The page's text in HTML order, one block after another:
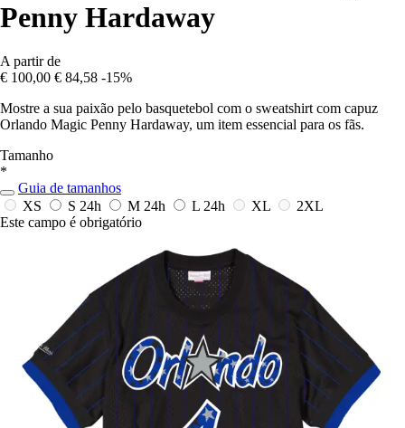
Penny Hardaway
A partir de
€ 100,00 € 84,58 -15%
Mostre a sua paixão pelo basquetebol com o sweatshirt com capuz
Orlando Magic Penny Hardaway, um item essencial para os fãs.
Tamanho
*
Guia de tamanhos
XS
S 24h M 24h L 24h XL
2XL
Este campo é obrigatório